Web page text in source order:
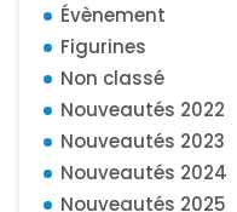
Évènement
Figurines
Non classé
Nouveautés 2022
Nouveautés 2023
Nouveautés 2024
Nouveautés 2025